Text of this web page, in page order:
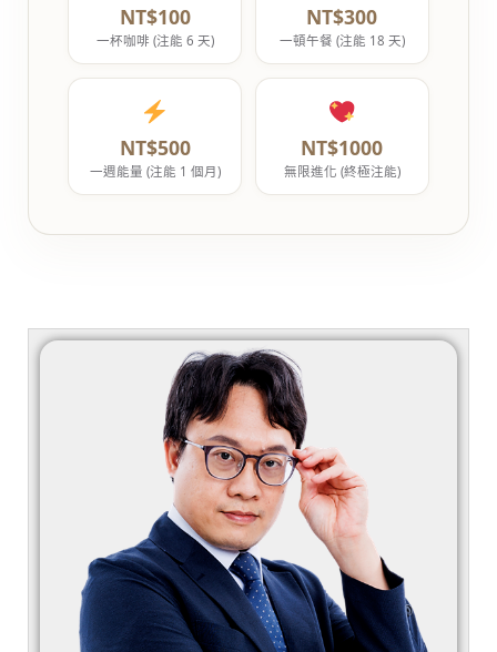
NT$100
一杯咖啡 (注能 6 天)
NT$300
一頓午餐 (注能 18 天)
NT$500
一週能量 (注能 1 個月)
NT$1000
無限進化 (終極注能)